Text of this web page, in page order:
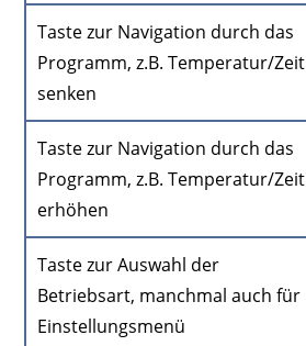
Taste zur Navigation durch das
Programm, z.B. Temperatur/Zeit
senken
Taste zur Navigation durch das
Programm, z.B. Temperatur/Zeit
erhöhen
Taste zur Auswahl der
Betriebsart, manchmal auch für
Einstellungsmenü